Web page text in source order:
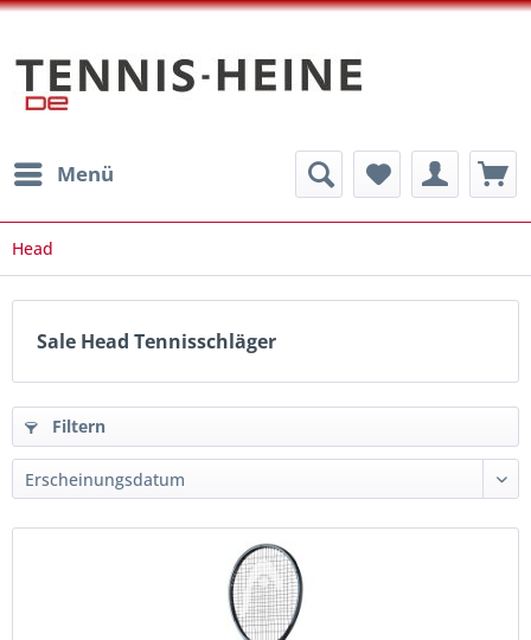
Menü
Head
Sale Head Tennisschläger
Filtern